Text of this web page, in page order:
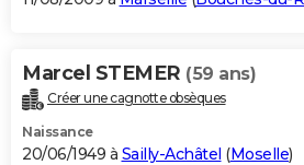
Marcel STEMER (59 ans)
Créer une cagnotte obsèques
Naissance
20/06/1949 à Sailly-Achâtel (Moselle)